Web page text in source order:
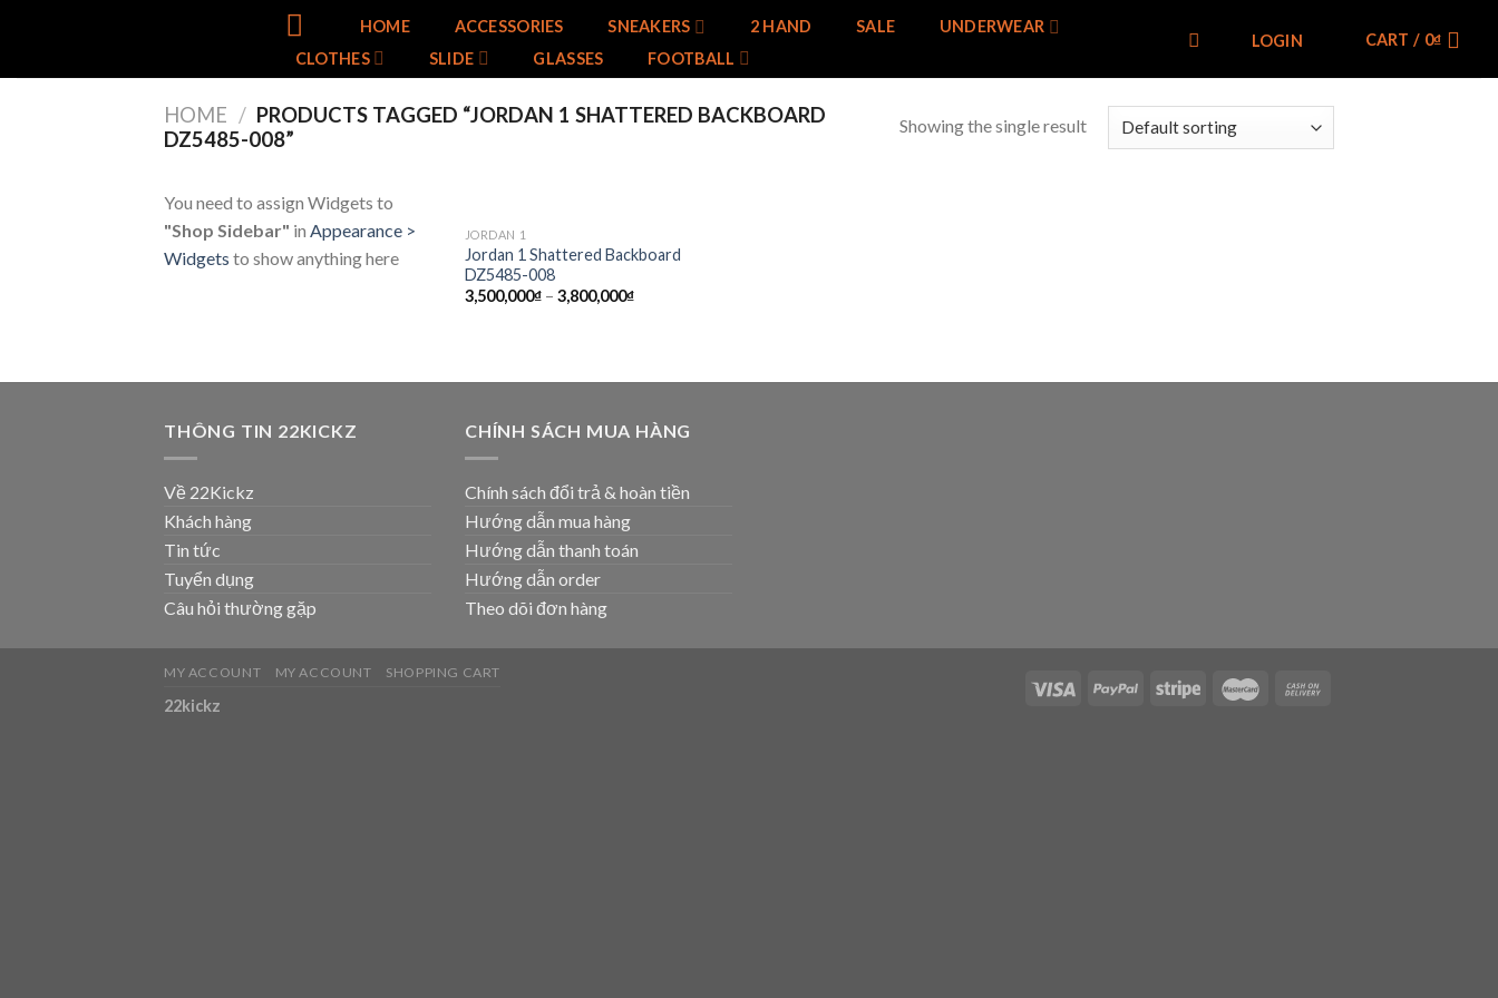
HOME ACCESSORIES SNEAKERS 2 HAND SALE
UNDERWEAR
CLOTHES
SLIDE GLASSES FOOTBALL
LOGIN CART / 0₫
HOME / PRODUCTS TAGGED “JORDAN 1 SHATTERED BACKBOARD
DZ5485-008”
Showing the single result
You need to assign Widgets to
"Shop Sidebar" in Appearance >
Widgets to show anything here
wishlist
JORDAN 1
Jordan 1 Shattered Backboard
DZ5485-008
3,500,000₫– 3,800,000₫
THÔNG TIN 22KICKZ
Về 22Kickz
Khách hàng
Tin tức
Tuyển dụng
Câu hỏi thường gặp
CHÍNH SÁCH MUA HÀNG
Chính sách đổi trả & hoàn tiền
Hướng dẫn mua hàng
Hướng dẫn thanh toán
Hướng dẫn order
Theo dõi đơn hàng
MY ACCOUNT MY ACCOUNT SHOPPING CART
22kickz